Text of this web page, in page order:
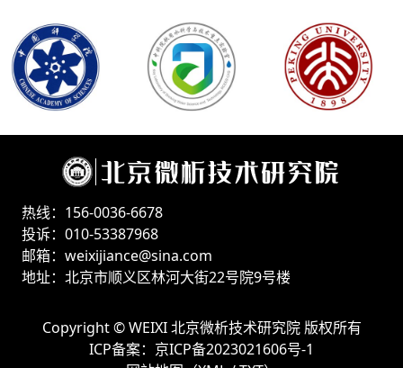
热线：156-0036-6678
投诉：010-53387968
邮箱：weixijiance@sina.com
地址：北京市顺义区林河大街22号院9号楼
Copyright ©WEIXI 北京微析技术研究院版权所有
ICP备案： 京ICP备2023021606号-1